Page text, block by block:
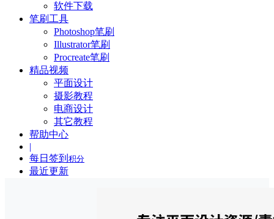
软件下载
笔刷工具
Photoshop笔刷
Illustrator笔刷
Procreate笔刷
精品视频
平面设计
摄影教程
电商设计
其它教程
帮助中心
|
每日签到 积分
最近更新